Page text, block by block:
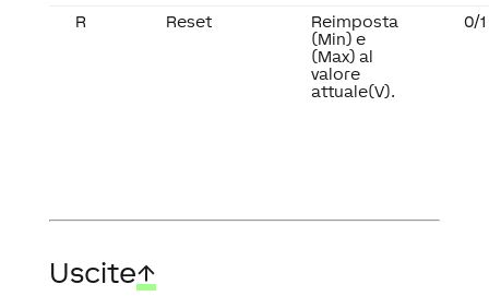
R Reset
Reimposta
(Min) e
(Max) al
valore
attuale(V).
0/1
Uscite↑